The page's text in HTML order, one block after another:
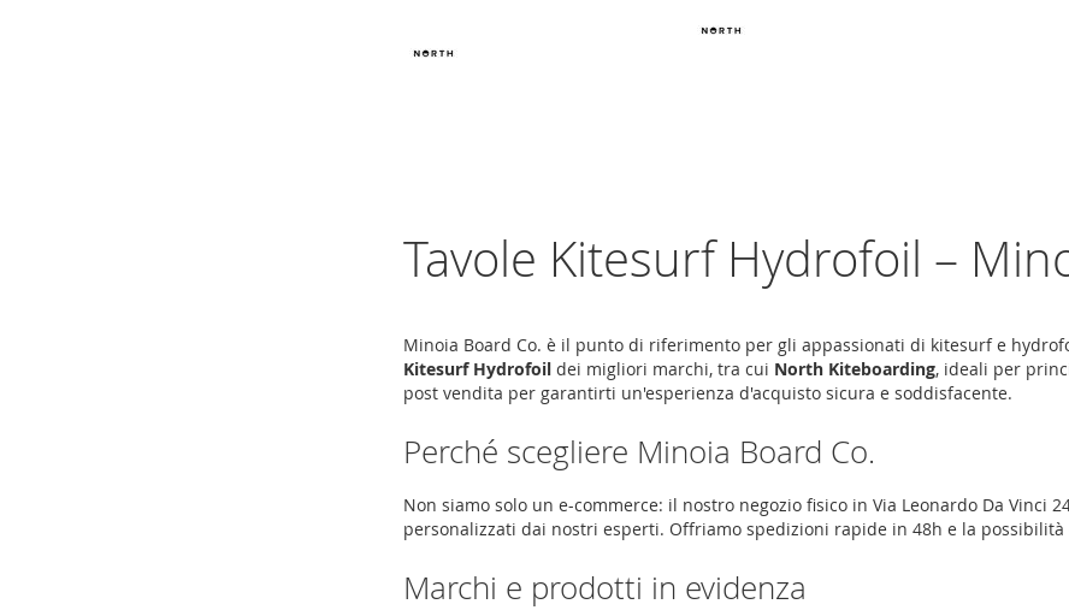
Tavole Kitesurf Hydrofoil –
Minoia Board Co. è il punto di riferimento per gli appassionati di kitesurf e
Kitesurf Hydrofoil dei migliori marchi, tra cui North Kiteboarding, ideali per
post vendita per garantirti un'esperienza d'acquisto sicura e soddisfacente.
Perché scegliere Minoia Board Co.
Non siamo solo un e-commerce: il nostro negozio fisico inVia Leonardo Da Vinci
personalizzati dai nostri esperti. Offriamo spedizioni rapide in 48h e la possibilità
Marchi e prodotti in evidenza